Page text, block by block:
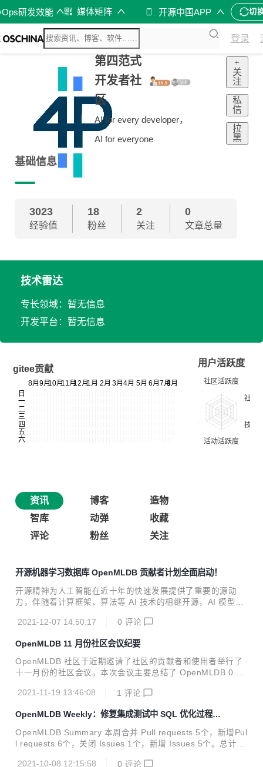
研发效能 媒体矩阵 开源中国APP 切
登录
第四范式
开发者社
区
AI for every developer，
AI for everyone
+
关
注
私
信
拉
黑
基础信息
3023
经验值
18
粉丝
2
关注
0
文章总量
技术雷达
专长领域：暂无信息
开发平台：暂无信息
gitee贡献
用户活跃度
资讯 博客
造物
智库
动弹
收藏
评论
粉丝 关注
开源机器学习数据库 OpenMLDB 贡献者计划全面启动！
开源精神为人工智能在近十年的快速发展提供了重要的源动
力，伴随着计算框架、算法等 AI 技术的相继开源，AI 模型构
2021-12-07 14:50:17
0 评论
OpenMLDB 11 月份社区会议纪要
OpenMLDB 社区于近期邀请了社区的贡献者和使用者举行了
十一月份的社区会议。本次会议主要总结了 OpenMLDB 0.3.
时，社区成员对于 OpenMLDB 后续的需求和社区发展规划提
nMLDB 项目和社区的发展提供了很多宝贵的建议，主要记录
如下： Benchmark 不仅需要和现有工具的比对，而且需要明
确 OpenMLDB 本身的能力边界，比如数据承载量，具体场景
下的性能能力等。 监控模块是企业上线非常重要的功能，Ope
nMLDB 的监控模块需要关注系统健康状态和性...
2021-11-19 13:46:08 1 评论
OpenMLDB Weekly：修复集成测试中 SQL 优化过程重
复优化子节点的问题
OpenMLDB Summary 本周合并 Pull requests 5个，新增Pul
l requests 6个，关闭 Issues 1个，新增 Issues 5个。总计15
2021-10-08 12:15:58 0 评论